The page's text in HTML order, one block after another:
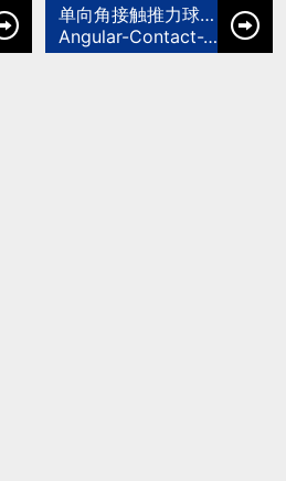
单向角接触推力球轴承
Angular-Contact-Thrust-Ball-Bearings
